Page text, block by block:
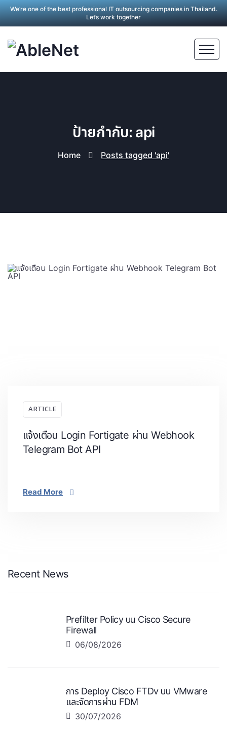
We’re one of the best professional IT outsourcing companies in Thailand.
Let’s work together
ป้ายกำกับ: api
Home Posts tagged 'api'
ARTICLE
แจ้งเตือน Login Fortigate ผ่าน Webhook
Telegram Bot API
Read More
Recent News
Prefilter Policy บน Cisco Secure
Firewall
06/08/2026
การ Deploy Cisco FTDv บน VMware
และจัดการผ่าน FDM
30/07/2026